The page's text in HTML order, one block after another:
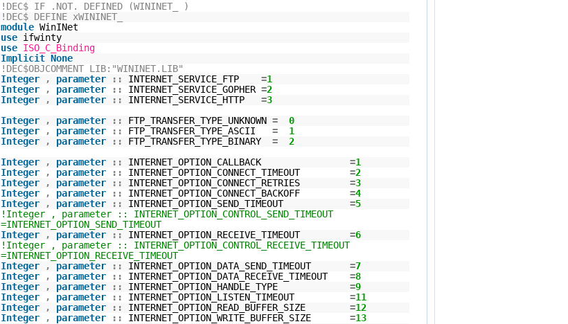
!DEC$ IF .NOT. DEFINED (WININET_ )
!DEC$ DEFINE xWININET_
module WinINet
use ifwinty
use ISO_C_Binding
Implicit None
!DEC$OBJCOMMENT LIB:"WININET.LIB"
Integer , parameter :: INTERNET_SERVICE_FTP =1
Integer , parameter :: INTERNET_SERVICE_GOPHER =2
Integer , parameter :: INTERNET_SERVICE_HTTP =3
Integer , parameter :: FTP_TRANSFER_TYPE_UNKNOWN =
0
Integer , parameter :: FTP_TRANSFER_TYPE_ASCII =
1
Integer , parameter :: FTP_TRANSFER_TYPE_BINARY =
2
Integer , parameter :: INTERNET_OPTION_CALLBACK =1
Integer , parameter :: INTERNET_OPTION_CONNECT_TIMEOUT =2
Integer , parameter :: INTERNET_OPTION_CONNECT_RETRIES =3
Integer , parameter :: INTERNET_OPTION_CONNECT_BACKOFF =4
Integer , parameter :: INTERNET_OPTION_SEND_TIMEOUT =5
!Integer , parameter :: INTERNET_OPTION_CONTROL_SEND_TIMEOUT
=INTERNET_OPTION_SEND_TIMEOUT
Integer , parameter :: INTERNET_OPTION_RECEIVE_TIMEOUT =6
!Integer , parameter :: INTERNET_OPTION_CONTROL_RECEIVE_TIMEOUT
=INTERNET_OPTION_RECEIVE_TIMEOUT
Integer , parameter :: INTERNET_OPTION_DATA_SEND_TIMEOUT =7
Integer , parameter :: INTERNET_OPTION_DATA_RECEIVE_TIMEOUT =8
Integer , parameter :: INTERNET_OPTION_HANDLE_TYPE =9
Integer , parameter :: INTERNET_OPTION_LISTEN_TIMEOUT =11
Integer , parameter :: INTERNET_OPTION_READ_BUFFER_SIZE =12
Integer , parameter :: INTERNET_OPTION_WRITE_BUFFER_SIZE =13